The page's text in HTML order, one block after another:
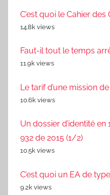
C’est quoi le Cahier
14.8k views
Faut-il tout le temps
11.9k views
Le tarif d’une mission de
10.6k views
Un dossier d’identité
932 de 2015 (1/2)
10.5k views
C’est quoi un EA de
9.2k views